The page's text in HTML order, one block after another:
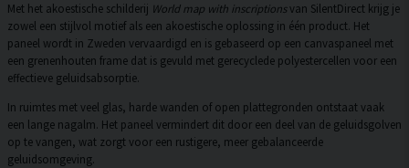
Met het akoestische schilderij World map with inscriptionsvan SilentDirect krijg je
zowel een stijlvol motief als een akoestische oplossing in één product. Het
paneel wordt in Zweden vervaardigd en is gebaseerd op een canvaspaneel met
een grenenhouten frame dat is gevuld met gerecyclede polyestercellen voor een
effectieve geluidsabsorptie.
In ruimtes met veel glas, harde wanden of open plattegronden ontstaat vaak
een lange nagalm. Het paneel vermindert dit door een deel van de geluidsgolven
op te vangen, wat zorgt voor een rustigere, meer gebalanceerde
geluidsomgeving.